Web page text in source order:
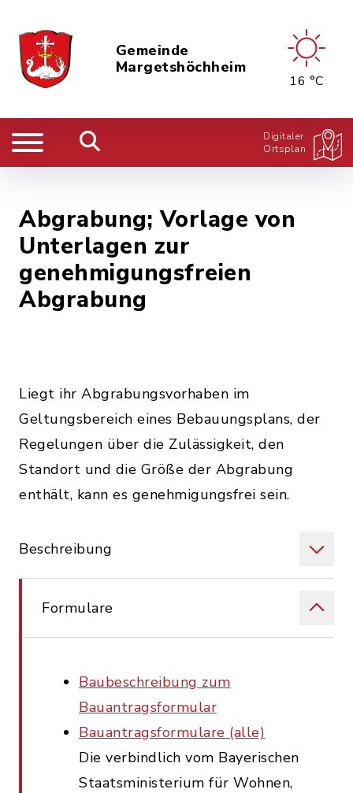
Gemeinde
Margetshöchheim
16 °C
Digitaler
Ortsplan
Abgrabung; Vorlage von
Unterlagen zur
genehmigungsfreien
Abgrabung
Liegt ihr Abgrabungsvorhaben im
Geltungsbereich eines Bebauungsplans, der
Regelungen über die Zulässigkeit, den
Standort und die Größe der Abgrabung
enthält, kann es genehmigungsfrei sein.
Beschreibung
Formulare
Baubeschreibung zum
Bauantragsformular
Bauantragsformulare (alle)
Die verbindlich vom Bayerischen
Staatsministerium für Wohnen,